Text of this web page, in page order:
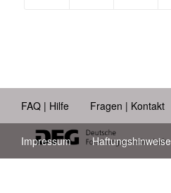
FAQ | Hilfe Fragen | Kontakt
Impressum Haftungshinweise